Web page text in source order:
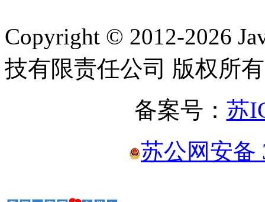
Copyright © 2012-2026
技有限责任公司 版权所有
备案号： 苏
苏公网安备